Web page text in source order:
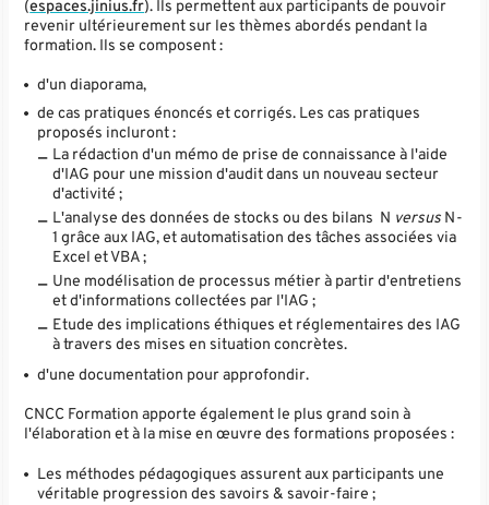
(espaces.jinius.fr). Ils permettent aux participants de pouvoir
revenir ultérieurement sur les thèmes abordés pendant la
formation. Ils se composent :
d'un diaporama,
de cas pratiques énoncés et corrigés. Les cas pratiques
proposés incluront :
La rédaction d'un mémo de prise de connaissance à l'aide
d'IAG pour une mission d'audit dans un nouveau secteur
d'activité ;
L'analyse des données de stocks ou des bilans N versus N-
1 grâce aux IAG, et automatisation des tâches associées via
Excel et VBA ;
Une modélisation de processus métier à partir d'entretiens
et d'informations collectées par l'IAG ;
Etude des implications éthiques et réglementaires des IAG
à travers des mises en situation concrètes.
d'une documentation pour approfondir.
CNCC Formation apporte également le plus grand soin à
l'élaboration et à la mise en œuvre des formations proposées :
Les méthodes pédagogiques assurent aux participants une
véritable progression des savoirs & savoir-faire ;